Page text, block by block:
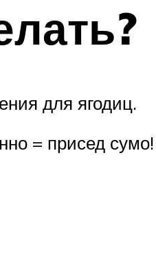
для ягодиц.
= присед сумо!